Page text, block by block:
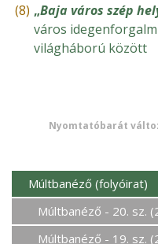
(8) „Baja város szép
város
világháború között
Nyomtatóbarát
Múltbanéző (folyóirat)
Múltbanéző - 20. sz.
Múltbanéző - 19. sz.